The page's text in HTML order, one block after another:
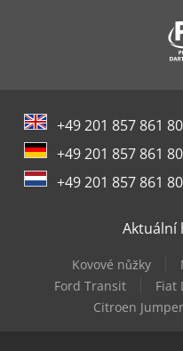
+49 201 857 861 80
+49 201 857 861 80
+49 201 857 861 80
Aktuální
Kovové nůžky
Ford Transit
Fiat
Citroen Jumper